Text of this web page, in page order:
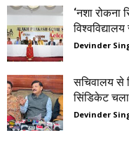
‘नशा रोकना
Devinder
सचिवालय से
सिंडिकेट
Devinder